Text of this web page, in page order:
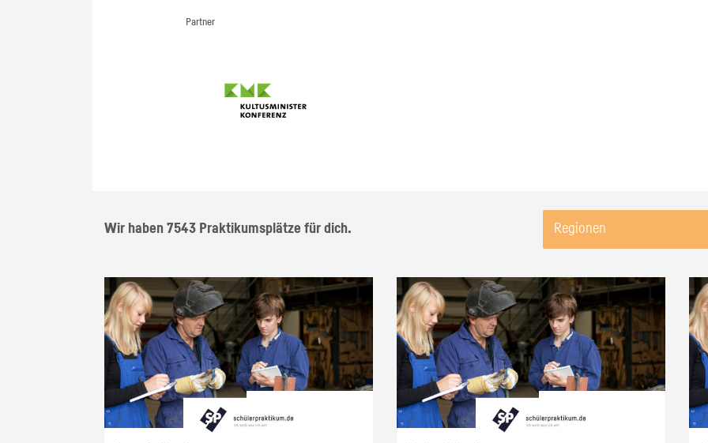
Partner
Wir haben 7543 Praktikumsplätze für dich. Regionen